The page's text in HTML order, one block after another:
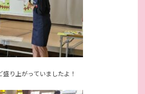
盛り上がっていましたよ！